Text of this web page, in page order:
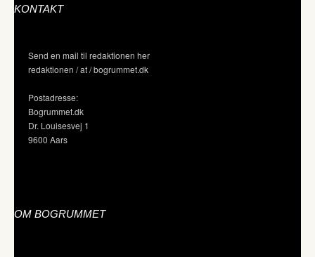
KONTAKT
Send en mail til redaktionen her
redaktionen / at / bogrummet.dk
Postadresse:
Bogrummet.dk
Dr. Louisesvej 1
9600 Aars
OM BOGRUMMET